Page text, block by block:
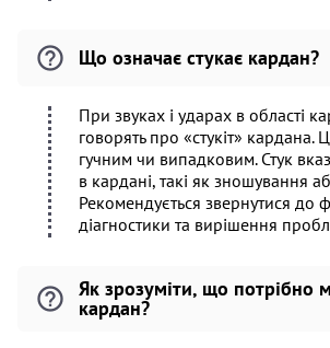
Що означає стукає кардан?
При звуках і ударах в області
говорять про «стукіт» кардана.
гучним чи випадковим. Стук
в кардані, такі як зношування
Рекомендується звернутися до
діагностики та вирішення
Як зрозуміти, що потрібно
кардан?